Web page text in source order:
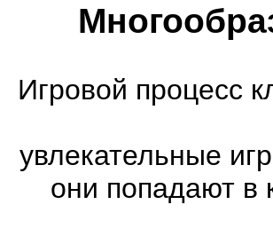
Игровой процесс
увлекательные
они попадают в